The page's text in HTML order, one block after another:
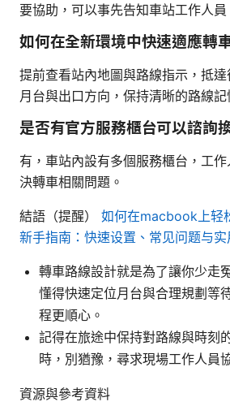
要協助，可以事先告知車站工作人員
如何在全新環境中快速適應轉
提前查看站內地圖與路線指示，抵
月台與出口方向，保持清晰的路線記
是否有官方服務櫃台可以諮詢
有，車站內設有多個服務櫃台，工
決轉車相關問題。
結語（提醒） 如何在macbook上轻
新手指南：快速设置、常见问题与
轉車路線設計就是為了讓你少走
懂得快速定位月台與合理規劃等
程更順心。
記得在旅途中保持對路線與時刻
時，別猶豫，尋求現場工作人員
資源與參考資料